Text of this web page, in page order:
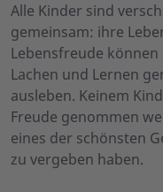
Alle Kinder sind
gemeinsam: ihre
Lebensfreude können
Lachen und Lernen
ausleben. Keinem
Freude genommen
eines der schönsten
zu vergeben haben.